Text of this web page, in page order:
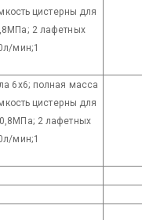
цистерны для
2 лафетных
мин;1
6х6; полная масса
цистерны для
2 лафетных
мин;1